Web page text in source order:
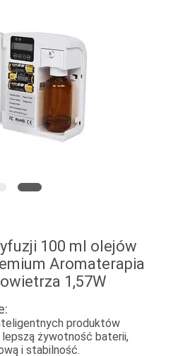
100 ml olejów
Aromaterapia
1,57W
produktów
żywotność baterii,
i stabilność.